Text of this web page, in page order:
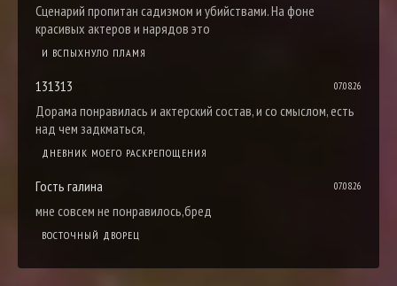
Сценарий пропитан садизмом и убийствами. На фоне
красивых актеров и нарядов это
И ВСПЫХНУЛО ПЛАМЯ
131313 07.08.26
Дорама понравилась и актерский состав, и со смыслом, есть
над чем задкматься,
ДНЕВНИК МОЕГО РАСКРЕПОЩЕНИЯ
Гость галина 07.08.26
мне совсем не понравилось,бред
ВОСТОЧНЫЙ ДВОРЕЦ